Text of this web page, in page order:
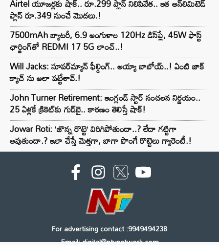
Airtel యూజర్లకు షాక్.. రూ.299 ప్లాన్ నిలిపివేత.. ఇక అన్‌లిమిటెడ్
ప్లాన్ రూ.349 నుంచే మొదలు.!
7500mAh బ్యాటరీ, 6.9 అంగుళాల 120Hz డిస్‌ప్లే, 45W ఫాస్ట్
ఛార్జింగ్‌తో REDMI 17 5G లాంచ్..!
Will Jacks: సూపర్‌మ్యాన్ ఫీల్డింగ్.. అయ్యా బాబోయ్..! ఏంటి జాక్
క్యాచ్ ను అలా పట్టేశావ్.!
John Turner Retirement: ఇంగ్లండ్ స్టార్ సంచలన నిర్ణయం..
25 ఏళ్లకే క్రికెట్‌కు గుడ్‌బై.. కారణం తెలిస్తే షాక్!
Jowar Roti: ‘జొన్న రొట్టె’ విరిగిపోతుందా..? లేదా గట్టిగా
అవుతుందా.? ఇలా చేస్తే మెత్తగా, బాగా పొంగే రొట్టెలు గ్యారెంటీ.!
For advertising contact :9949494238
Email: digital@ntvnetwork.com